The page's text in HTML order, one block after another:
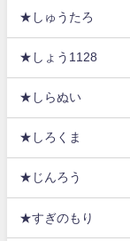
★しゅうたろ
★しょう1128
★しらぬい
★しろくま
★じんろう
★すぎのもり